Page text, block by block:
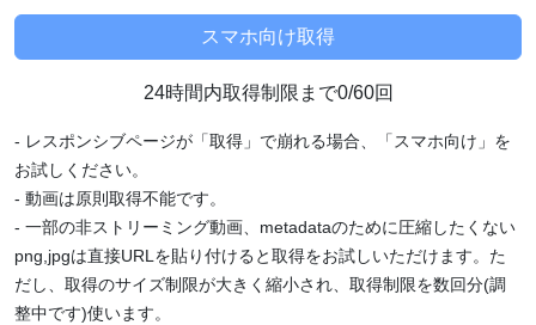
24時間内取得制限まで0/60回
- レスポンシブページが「取得」で崩れる場合、「スマホ向け」を
お試しください。
- 動画は原則取得不能です。
- 一部の非ストリーミング動画、metadataのために圧縮したくない
png,jpgは直接URLを貼り付けると取得をお試しいただけます。た
だし、取得のサイズ制限が大きく縮小され、取得制限を数回分(調
整中です)使います。